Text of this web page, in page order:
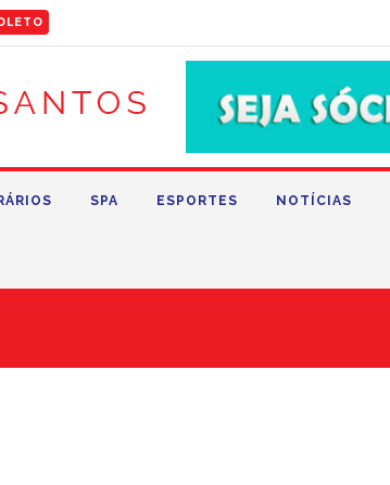
SPA ESPORTES NOTÍCIAS